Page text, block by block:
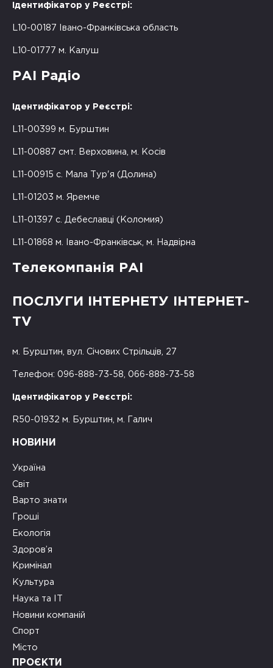
Ідентифікатор у Реєстрі:
L10-00187 Івано-Франківська область
L10-01777 м. Калуш
РАІ Радіо
Ідентифікатор у Реєстрі:
L11-00399 м. Бурштин
L11-00887 смт. Верховина, м. Косів
L11-00915 с. Мала Тур'я (Долина)
L11-01203 м. Яремче
L11-01397 с. Дебеславці (Коломия)
L11-01868 м. Івано-Франківськ, м. Надвірна
Телекомпанія РАІ
ПОСЛУГИ ІНТЕРНЕТУ ІНТЕРНЕТ-
TV
м. Бурштин, вул. Січових Стрільців, 27
Телефон: 096-888-73-58, 066-888-73-58
Ідентифікатор у Реєстрі:
R50-01932 м. Бурштин, м. Галич
НОВИНИ
Україна
Світ
Варто знати
Гроші
Екологія
Здоров’я
Кримінал
Культура
Наука та ІТ
Новини компаній
Спорт
Місто
ПРОЄКТИ